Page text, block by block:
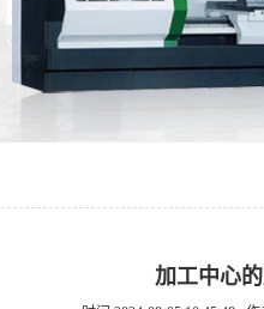
加工中心